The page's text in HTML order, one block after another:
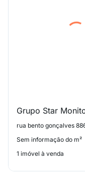
rua bento gonçalves
Sem informação do m²
1 imóvel à venda